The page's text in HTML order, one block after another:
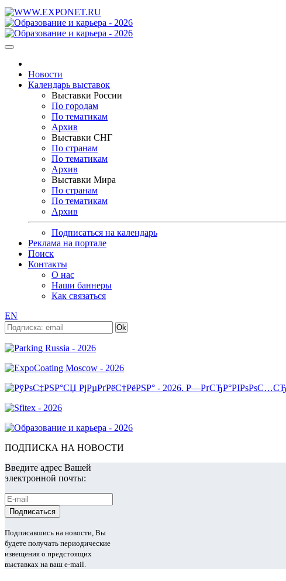
Новости
Календарь выставок
Выставки России
По городам
По тематикам
Архив
Выставки СНГ
По странам
По тематикам
Архив
Выставки Мира
По странам
По тематикам
Архив
Подписаться на календарь
Реклама на портале
Поиск
Контакты
О нас
Наши баннеры
Как связаться
EN
ПОДПИСКА НА НОВОСТИ
Введите адрес Вашей
электронной почты:
Подписавшись на новости, Вы
будете получать периодические
извещения о предстоящих
выставках на ваш e-mail.